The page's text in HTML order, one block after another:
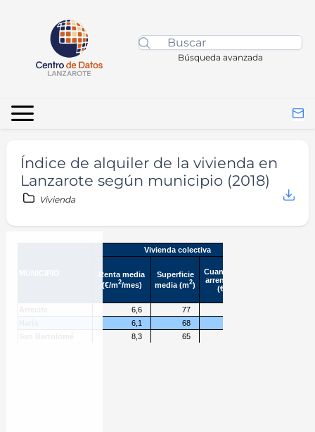
Búsqueda avanzada
Índice de alquiler de la vivienda en
Lanzarote según municipio (2018)
Vivienda